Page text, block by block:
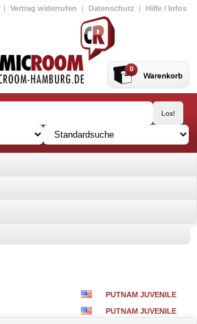
| Vertrag widerrufen | Datenschutz | Hilfe / Infos
0
PUTNAM JUVENILE
PUTNAM JUVENILE